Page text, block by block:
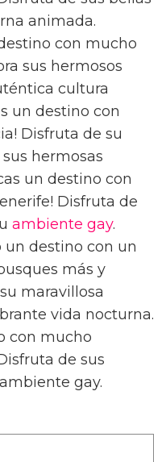
animada.
con mucho
sus hermosos
cultura
un destino con
Disfruta de su
hermosas
un destino con
Disfruta de
ambiente gay.
un destino con un
más y
maravillosa
vida nocturna.
con mucho
de sus
gay.